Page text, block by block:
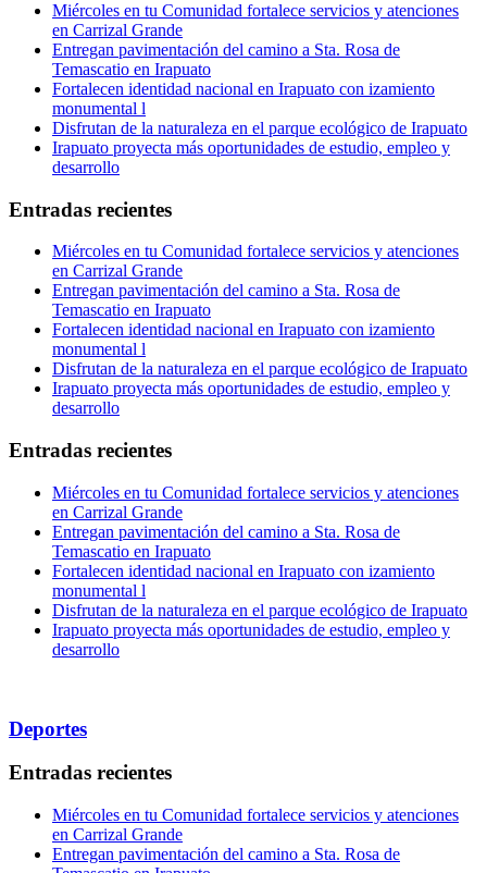
Miércoles en tu Comunidad fortalece servicios y atenciones
en Carrizal Grande
Entregan pavimentación del camino a Sta. Rosa de
Temascatio en Irapuato
Fortalecen identidad nacional en Irapuato con izamiento
monumental l
Disfrutan de la naturaleza en el parque ecológico de Irapuato
Irapuato proyecta más oportunidades de estudio, empleo y
desarrollo
Entradas recientes
Miércoles en tu Comunidad fortalece servicios y atenciones
en Carrizal Grande
Entregan pavimentación del camino a Sta. Rosa de
Temascatio en Irapuato
Fortalecen identidad nacional en Irapuato con izamiento
monumental l
Disfrutan de la naturaleza en el parque ecológico de Irapuato
Irapuato proyecta más oportunidades de estudio, empleo y
desarrollo
Entradas recientes
Miércoles en tu Comunidad fortalece servicios y atenciones
en Carrizal Grande
Entregan pavimentación del camino a Sta. Rosa de
Temascatio en Irapuato
Fortalecen identidad nacional en Irapuato con izamiento
monumental l
Disfrutan de la naturaleza en el parque ecológico de Irapuato
Irapuato proyecta más oportunidades de estudio, empleo y
desarrollo
Deportes
Entradas recientes
Miércoles en tu Comunidad fortalece servicios y atenciones
en Carrizal Grande
Entregan pavimentación del camino a Sta. Rosa de